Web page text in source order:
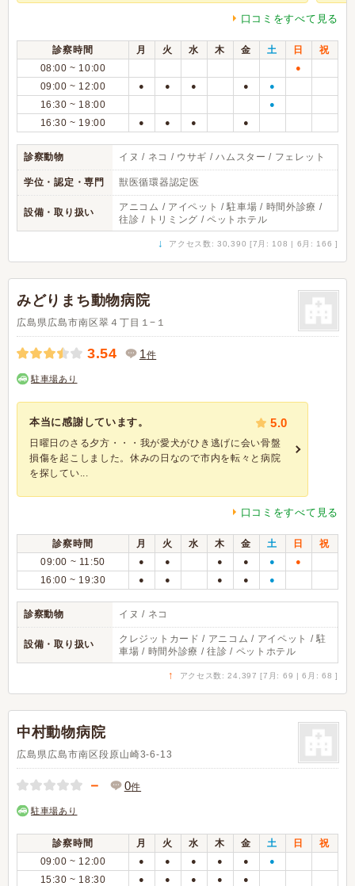
口コミをすべて見る
診察時間 月 火 水 木 金 土 日
祝
08:00 ~ 10:00
●
09:00 ~ 12:00 ● ● ● ● ●
16:30 ~ 18:00 ●
16:30 ~ 19:00 ● ● ● ●
診察動物 イヌ / ネコ / ウサギ / ハムスター / フェレット
学位・認定・専門 獣医循環器認定医
設備・取り扱い
アニコム / アイペット / 駐車場 / 時間外診療 /
往診 / トリミング / ペットホテル
↓ アクセス数: 30,390 [7月: 108 | 6月: 166 ]
みどりまち動物病院
広島県広島市南区翠４丁目１−１
3.54 1件
駐車場あり
本当に感謝しています。 5.0
日曜日のさる夕方・・・我が愛犬がひき逃げに会い骨盤
損傷を起こしました。休みの日なので市内を転々と病院
を探してい...
口コミをすべて見る
診察時間 月 火 水 木 金 土 日
祝
09:00 ~ 11:50
● ● ● ● ● ●
16:00 ~ 19:30 ● ● ● ● ●
診察動物 イヌ / ネコ
設備・取り扱い
クレジットカード / アニコム / アイペット / 駐
車場 / 時間外診療 / 往診 / ペットホテル
↑ アクセス数: 24,397 [7月: 69 | 6月: 68 ]
中村動物病院
広島県広島市南区段原山崎3-6-13
－ 0件
駐車場あり
診察時間 月 火 水 木 金 土 日
祝
09:00 ~ 12:00
● ● ● ● ● ●
15:30 ~ 18:30 ● ● ● ● ●